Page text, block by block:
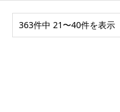
363件中 21〜40件を表示